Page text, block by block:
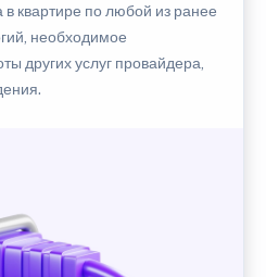
квартире по любой из ранее
необходимое
других услуг провайдера,